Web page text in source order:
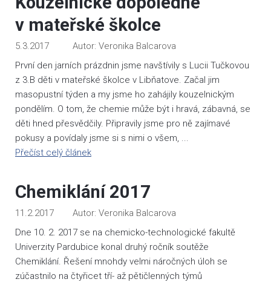
v mateřské školce
5.3.2017
Veronika Balcarova
První den jarních prázdnin jsme navštívily s Lucii Tučkovou
z 3.B děti v mateřské školce v Libňatove. Začal jim
masopustní týden a my jsme ho zahájily kouzelnickým
pondělím. O tom, že chemie může být i hravá, zábavná, se
děti hned přesvědčily. Připravily jsme pro ně zajímavé
pokusy a povídaly jsme si s nimi o všem, ...
Přečíst celý článek
Chemiklání 2017
11.2.2017
Veronika Balcarova
Dne 10. 2. 2017 se na chemicko-technologické fakultě
Univerzity Pardubice konal druhý ročník soutěže
Chemiklání. Řešení mnohdy velmi náročných úloh se
zúčastnilo na čtyřicet tří- až pětičlenných týmů